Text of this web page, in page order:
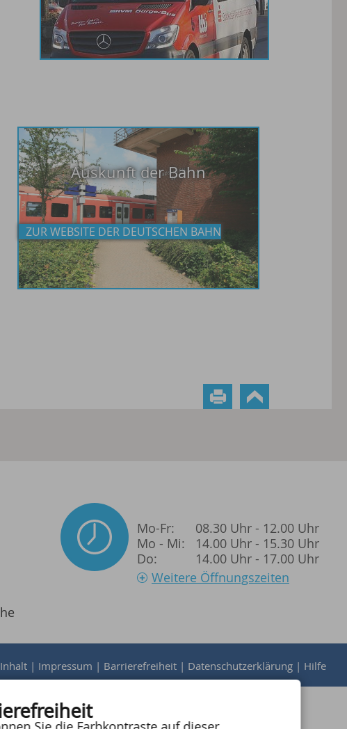
Auskunft der Bahn
ZUR WEBSITE DER DEUTSCHEN BAHN
Mo-Fr:
Mo - Mi:
Do:
08.30 Uhr - 12.00 Uhr
14.00 Uhr - 15.30 Uhr
14.00 Uhr - 17.00 Uhr
Weitere Öffnungszeiten
Inhalt| Impressum | Barrierefreiheit| Datenschutzerklärung| Hilfe